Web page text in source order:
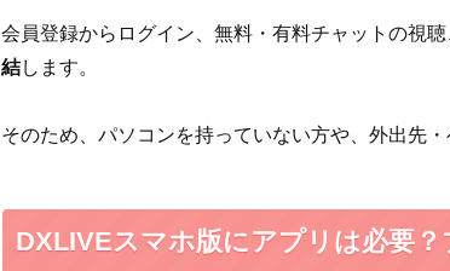
会員登録からログイン、無料・有料チャットの視聴
結します。
そのため、パソコンを持っていない方や、外出先
DXLIVEスマホ版にアプリは必要